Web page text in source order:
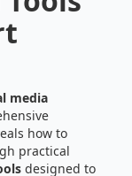
media
how to
practical
designed to